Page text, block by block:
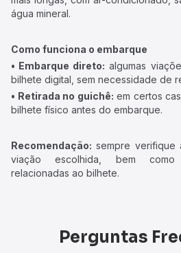
água mineral.
Como funciona o embarque
• Embarque direto: algumas
bilhete digital, sem necessidade de
• Retirada no guichê: em certos
bilhete físico antes do embarque.
Recomendação: sempre verifique
viação escolhida, bem como
relacionadas ao bilhete.
Perguntas